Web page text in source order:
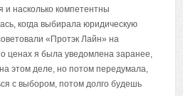
и насколько компетентны
когда выбирала юридическую
«Протэк Лайн» на
ценах я была уведомлена заранее,
этом деле, но потом передумала,
с выбором, потом долго будешь